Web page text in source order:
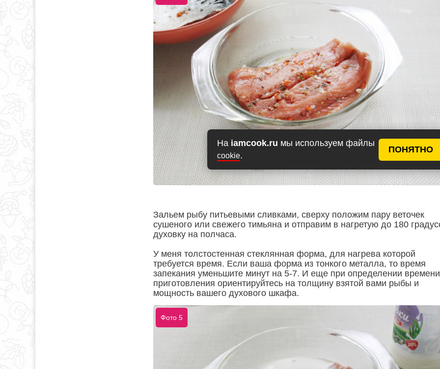
На iamcook.ru мы используем файлы
cookie.
ПОНЯТНО
Зальем рыбу питьевыми сливками, сверху положим пару веточек
сушеного или свежего тимьяна и отправим в нагретую до 180
духовку на полчаса.
У меня толстостенная стеклянная форма, для нагрева которой
требуется время. Если ваша форма из тонкого металла, то время
запекания уменьшите минут на 5-7. И еще при определении времени
приготовления ориентируйтесь на толщину взятой вами рыбы и
мощность вашего духового шкафа.
Фото 5